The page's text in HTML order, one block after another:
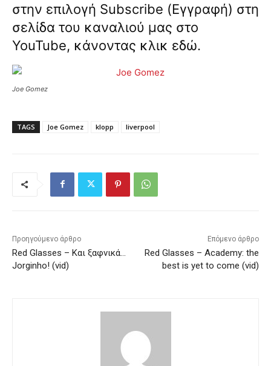
στην επιλογή Subscribe (Εγγραφή) στη
σελίδα του καναλιού μας στο
YouTube, κάνοντας κλικ εδώ.
Joe Gomez
TAGS Joe Gomez klopp liverpool
Προηγούμενο άρθρο
Red Glasses – Και ξαφνικά…
Jorginho! (vid)
Επόμενο άρθρο
Red Glasses – Academy: the
best is yet to come (vid)